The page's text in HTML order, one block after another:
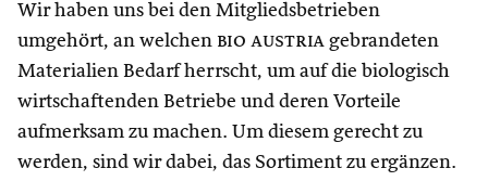
Wir haben uns bei den Mitgliedsbetrieben
umgehört, an welchen bio austria gebrandeten
Materialien Bedarf herrscht, um auf die biologisch
wirtschaftenden Betriebe und deren Vorteile
aufmerksam zu machen. Um diesem gerecht zu
werden, sind wir dabei, das Sortiment zu ergänzen.